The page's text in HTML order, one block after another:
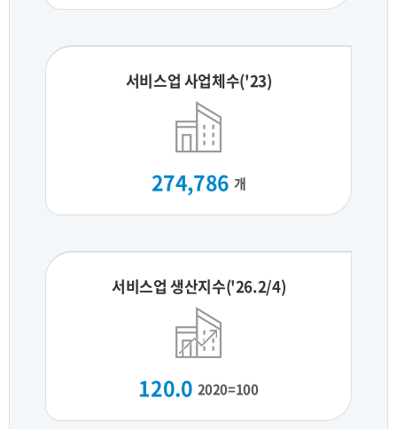
서비스업 사업체수('23)
274,786 개
서비스업 생산지수('26.2/4)
120.0 2020=100